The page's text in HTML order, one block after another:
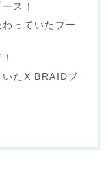
ス！
っていたブー
いたX BRAIDブ